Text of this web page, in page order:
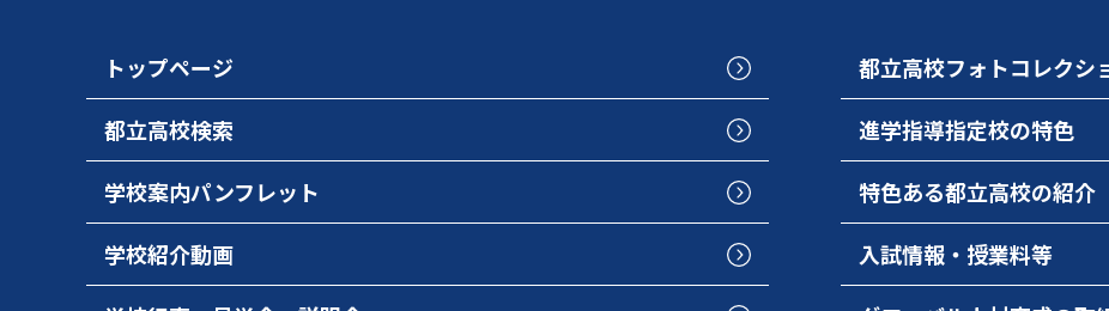
トップページ
都立高校検索
学校案内パンフレット
学校紹介動画
都立高校フォトコレクシ
進学指導指定校の特色
特色ある都立高校の紹介
入試情報・授業料等